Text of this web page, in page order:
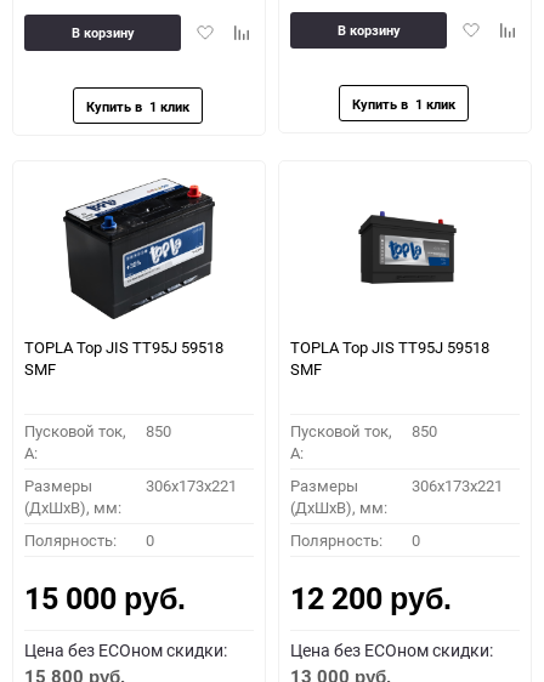
ДобавитьДобавить
В корзину
Добавить
В корзину
TOPLA Top JIS TT95J 59518
SMF
Пусковой ток,
A:
850
Размеры
(ДхШхВ), мм:
306x173x221
Полярность: 0
15 000 руб.
Цена без ECOном скидки:
15 800 руб.
TOPLA Top JIS TT95J 59518
SMF
Пусковой ток,
A:
850
Размеры
(ДхШхВ), мм:
306x173x221
Полярность: 0
12 200 руб.
Цена без ECOном скидки:
13 000 руб.